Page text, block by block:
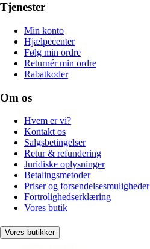
Tjenester
Min konto
Hjælpecenter
Følg min ordre
Returnér min ordre
Rabatkoder
Om os
Hvem er vi?
Kontakt os
Salgsbetingelser
Retur & refundering
Juridiske oplysninger
Betalingsmetoder
Priser og forsendelsesmuligheder
Fortrolighedserklæring
Vores butik
Vores butikker